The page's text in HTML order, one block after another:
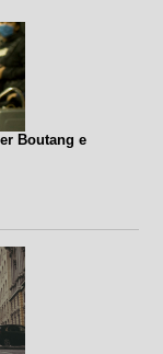
Boutang e